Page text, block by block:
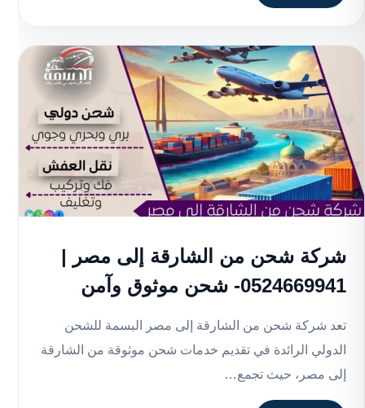
شركة شحن من الشارقة إلى مصر |
0524669941- شحن موثوق وآمن
تعد شركة شحن من الشارقة إلى مصر البسمة للشحن
الدولي الرائدة في تقديم خدمات شحن موثوقة من الشارقة
إلى مصر، حيث تجمع…